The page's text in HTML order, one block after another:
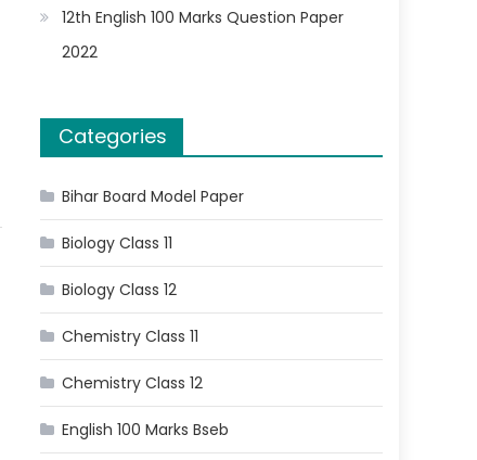
12th English 100 Marks Question Paper
2022
Categories
Bihar Board Model Paper
Biology Class 11
Biology Class 12
Chemistry Class 11
Chemistry Class 12
English 100 Marks Bseb